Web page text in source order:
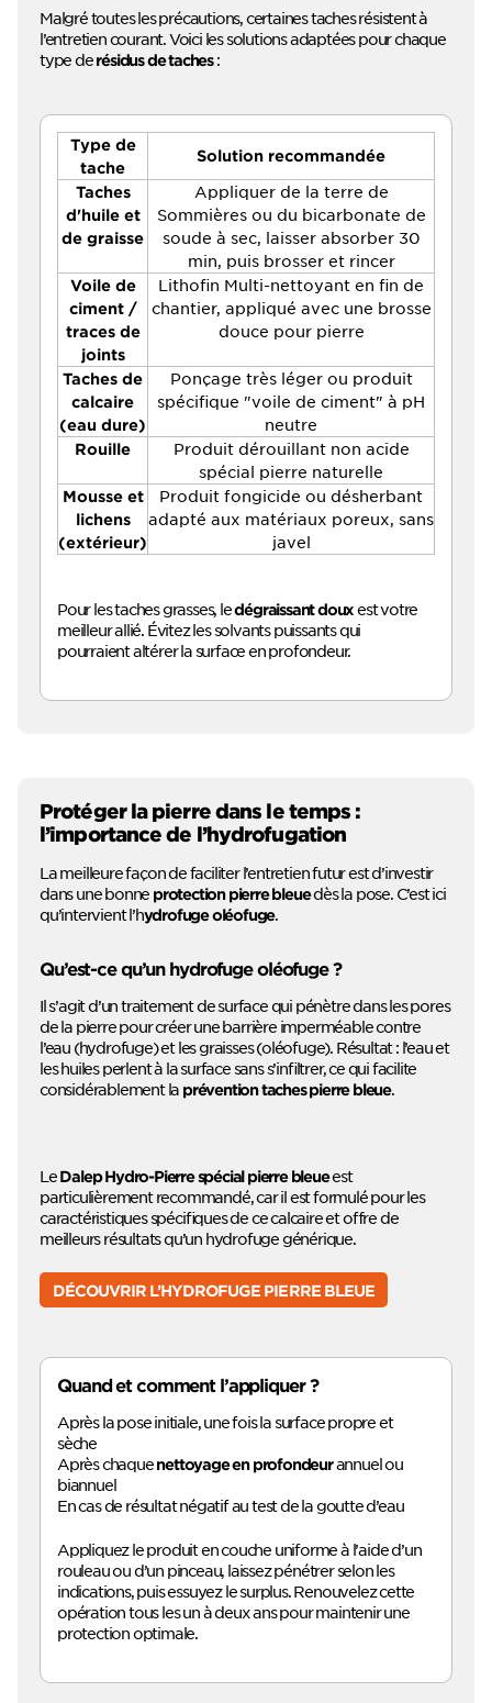
Malgré toutes les précautions, certaines taches résistent à
l’entretien courant. Voici les solutions adaptées pour chaque
type derésidus de taches:
Type de
tache
Solution recommandée
Taches
d'huile et
de graisse
Appliquer de la terre de
Sommières ou du bicarbonate de
soude à sec, laisser absorber 30
min, puis brosser et rincer
Voile de
ciment /
traces de
joints
Lithofin Multi-nettoyant en fin de
chantier, appliqué avec une brosse
douce pour pierre
Taches de
calcaire
(eau dure)
Ponçage très léger ou produit
spécifique "voile de ciment" à pH
neutre
Rouille
Produit dérouillant non acide
spécial pierre naturelle
Mousse et
lichens
(extérieur)
Produit fongicide ou désherbant
adapté aux matériaux poreux, sans
javel
Pour les taches grasses, ledégraissant douxest votre
meilleur allié. Évitez les solvants puissants qui
pourraient altérer la surface en profondeur.
Protéger la pierre dans le temps :
l’importance de l’hydrofugation
La meilleure façon de faciliter l’entretien futur est d’investir
dans une bonne protection pierre bleuedès la pose. C’est ici
qu’intervient l’hydrofuge oléofuge.
Qu’est-ce qu’un hydrofuge oléofuge ?
Il s’agit d’un traitement de surface qui pénètre dans les pores
de la pierre pour créer une barrière imperméable contre
l’eau (hydrofuge) et les graisses (oléofuge). Résultat : l’eau et
les huiles perlent à la surface sans s’infiltrer, ce qui facilite
considérablement la prévention taches pierre bleue.
LeDalep Hydro-Pierre spécial pierre bleueest
particulièrement recommandé, car il est formulé pour les
caractéristiques spécifiques de ce calcaire et offre de
meilleurs résultats qu’un hydrofuge générique.
DÉCOUVRIR L’HYDROFUGE PIERRE BLEUE
Quand et comment l’appliquer ?
Après la pose initiale, une fois la surface propre et
sèche
Après chaquenettoyage en profondeurannuel ou
biannuel
En cas de résultat négatif au test de la goutte d’eau
Appliquez le produit en couche uniforme à l’aide d’un
rouleau ou d’un pinceau, laissez pénétrer selon les
indications, puis essuyez le surplus. Renouvelez cette
opération tous les un à deux ans pour maintenir une
protection optimale.